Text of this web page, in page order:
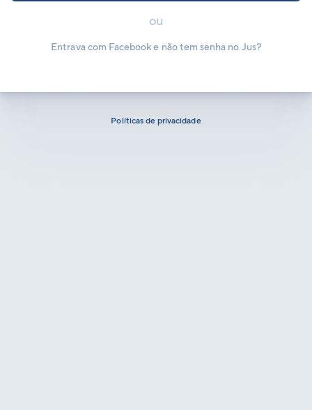
ou
Entrava com Facebook e não tem senha no Jus?
Políticas de privacidade